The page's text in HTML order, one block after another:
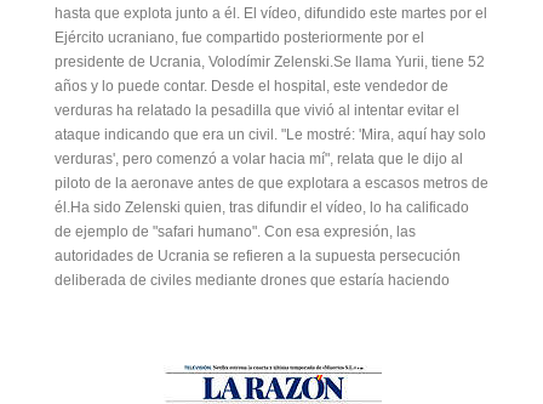
hasta que explota junto a él. El vídeo, difundido este martes por el
Ejército ucraniano, fue compartido posteriormente por el
presidente de Ucrania, Volodímir Zelenski.Se llama Yurii, tiene 52
años y lo puede contar. Desde el hospital, este vendedor de
verduras ha relatado la pesadilla que vivió al intentar evitar el
ataque indicando que era un civil. "Le mostré: 'Mira, aquí hay solo
verduras', pero comenzó a volar hacia mí", relata que le dijo al
piloto de la aeronave antes de que explotara a escasos metros de
él.Ha sido Zelenski quien, tras difundir el vídeo, lo ha calificado
de ejemplo de "safari humano". Con esa expresión, las
autoridades de Ucrania se refieren a la supuesta persecución
deliberada de civiles mediante drones que estaría haciendo